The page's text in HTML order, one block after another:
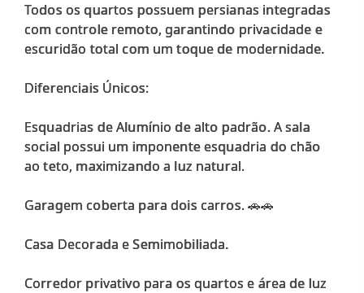
Todos os quartos possuem persianas integradas
com controle remoto, garantindo privacidade e
escuridão total com um toque de modernidade.
Diferenciais Únicos:
Esquadrias de Alumínio de alto padrão. A sala
social possui um imponente esquadria do chão
ao teto, maximizando a luz natural.
Garagem coberta para dois carros. 🚗🚗
Casa Decorada e Semimobiliada.
Corredor privativo para os quartos e área de luz